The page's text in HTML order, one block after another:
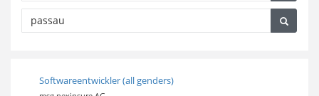
Softwareentwickler (all genders)